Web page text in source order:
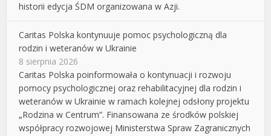
historii edycja ŚDM organizowana w Azji.
Caritas Polska kontynuuje pomoc psychologiczną dla
rodzin i weteranów w Ukrainie
8 sierpnia 2026
Caritas Polska poinformowała o kontynuacji i rozwoju
pomocy psychologicznej oraz rehabilitacyjnej dla rodzin i
weteranów w Ukrainie w ramach kolejnej odsłony projektu
„Rodzina w Centrum”. Finansowana ze środków polskiej
współpracy rozwojowej Ministerstwa Spraw Zagranicznych